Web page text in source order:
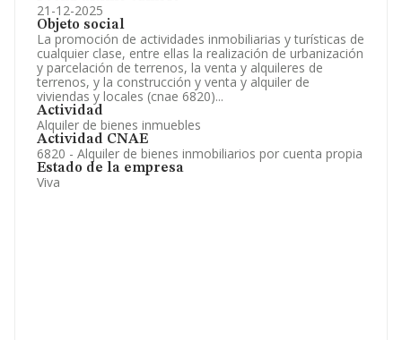
21-12-2025
Objeto social
La promoción de actividades inmobiliarias y turísticas de
cualquier clase, entre ellas la realización de urbanización
y parcelación de terrenos, la venta y alquileres de
terrenos, y la construcción y venta y alquiler de
viviendas y locales (cnae 6820)...
Actividad
Alquiler de bienes inmuebles
Actividad CNAE
6820 - Alquiler de bienes inmobiliarios por cuenta propia
Estado de la empresa
Viva